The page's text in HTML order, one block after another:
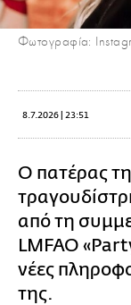
Φωτογραφία:
8.7.2026 | 23:51
Ο πατέρας
από τη
LMFAO
νέες
της.